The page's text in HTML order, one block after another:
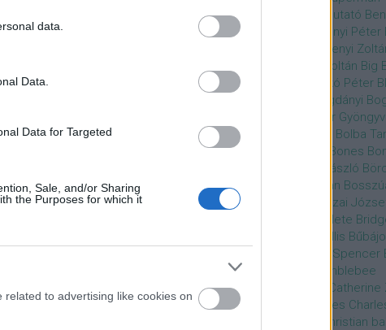
data.
Data.
Data for Targeted
Sale, and/or Sharing
the Purposes for which it
to advertising like cookies on
Beetlejuice
bemutató
Marcell
Benkő Péter Bercsényi Péter
Berzsenyi
Bezerédi Zoltán Big
Media Kft.
Blake Lively Blaskó Péter
Bogdányi
Bognár
Bognár Tamás
Bolba
Boldog Gábor
Bones
Borbély László
Enikő Boros Zoltán Bor Zoltán
Botár Endre
Bozai
Brian élete
Bruce Willis
Bud Spencer
bukott birodalom
Bumblebee
Cameron Diaz
Catherine
Jones CD Projekt Red Charles
christian